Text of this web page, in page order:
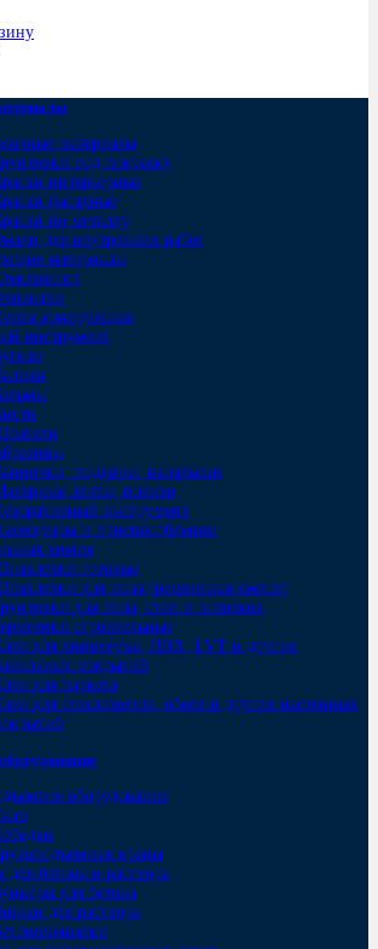
материалы
под покраску
интерьерные
фасадные
по металлу
для внутренних работ
материалы
армирующая
инструмент
поддоны, вкладыши
ленты, пленки
инструмент
и приспособления
химия
готовые
для пола (ремонтные смеси)
для пола, стен и потолков
строительные
для линолеума, ПВХ, LVT и других
покрытий
для паркета
для стеклохолста, обоев и других настенных
оборудование
краны
для бетона и раствора
для бетона
для раствора